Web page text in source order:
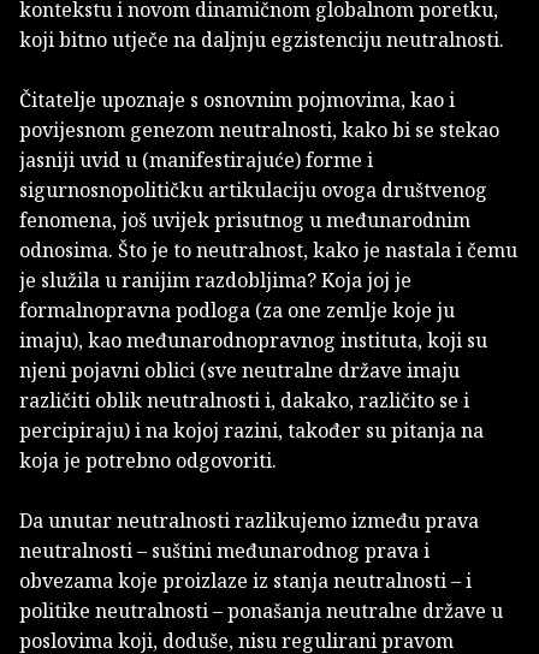
kontekstu i novom dinamičnom globalnom poretku,
koji bitno utječe na daljnju egzistenciju neutralnosti.
Čitatelje upoznaje s osnovnim pojmovima, kao i
povijesnom genezom neutralnosti, kako bi se stekao
jasniji uvid u (manifestirajuće) forme i
sigurnosnopolitičku artikulaciju ovoga društvenog
fenomena, još uvijek prisutnog u međunarodnim
odnosima. Što je to neutralnost, kako je nastala i čemu
je služila u ranijim razdobljima? Koja joj je
formalnopravna podloga (za one zemlje koje ju
imaju), kao međunarodnopravnog instituta, koji su
njeni pojavni oblici (sve neutralne države imaju
različiti oblik neutralnosti i, dakako, različito se i
percipiraju) i na kojoj razini, također su pitanja na
koja je potrebno odgovoriti.
Da unutar neutralnosti razlikujemo između prava
neutralnosti – suštini međunarodnog prava i
obvezama koje proizlaze iz stanja neutralnosti – i
politike neutralnosti – ponašanja neutralne države u
poslovima koji, doduše, nisu regulirani pravom